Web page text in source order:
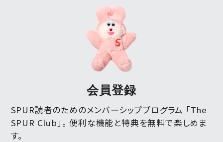
会員登録
SPUR読者のためのメンバーシッププログラム 「The
SPUR Club」。 便利な機能と特典を無料で楽しめま
す。